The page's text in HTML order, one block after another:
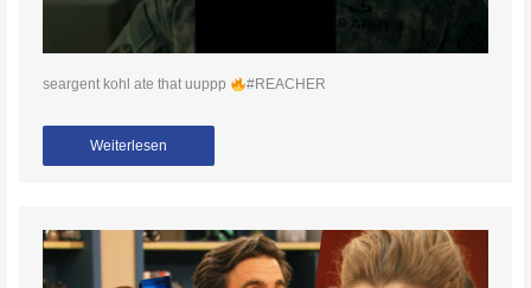
seargent kohl ate that uuppp #REACHER
Weiterlesen